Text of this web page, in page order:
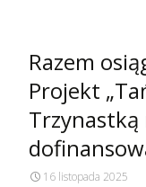
Razem
Projekt
Trzynastką
16 listopada 2025